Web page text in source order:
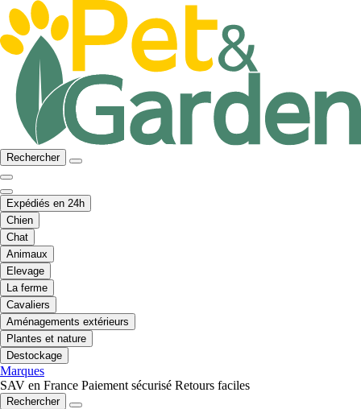
Rechercher
Expédiés en 24h
Chien
Chat
Animaux
Elevage
La ferme
Cavaliers
Aménagements extérieurs
Plantes et nature
Destockage
Marques
SAV en France Paiement sécurisé Retours faciles
Rechercher